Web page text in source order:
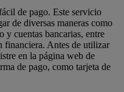
de pago. Este servicio
de diversas maneras como
y cuentas bancarias, entre
financiera. Antes de utilizar
en la página web de
de pago, como tarjeta de